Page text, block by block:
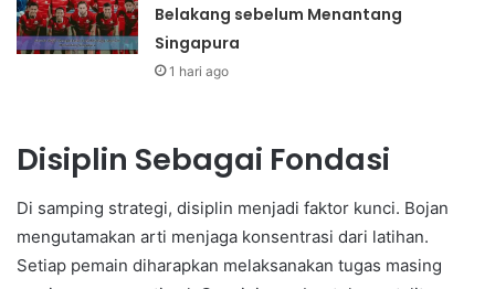
Belakang sebelum Menantang
Singapura
1 hari ago
Disiplin Sebagai Fondasi
Di samping strategi, disiplin menjadi faktor kunci. Bojan
mengutamakan arti menjaga konsentrasi dari latihan.
Setiap pemain diharapkan melaksanakan tugas masing